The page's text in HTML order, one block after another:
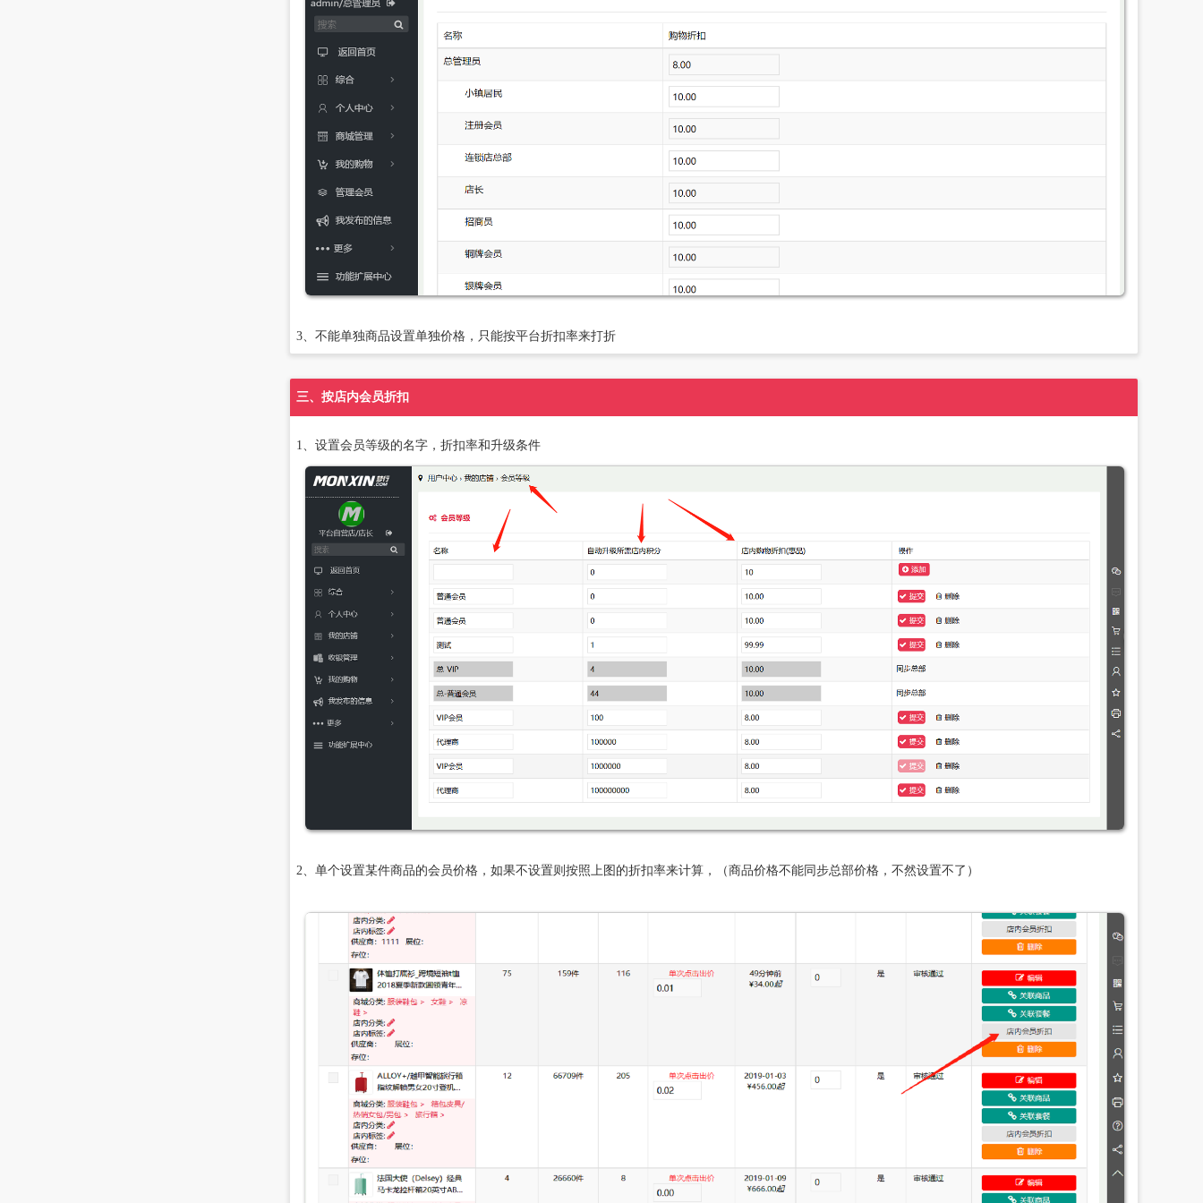
3、不能单独商品设置单独价格，只能按平台折扣率来打折
三、按店内会员折扣
1、设置会员等级的名字，折扣率和升级条件
2、单个设置某件商品的会员价格，如果不设置则按照上图的折扣率来计算，（商品价格不能同步总部价格，不然设置不了）